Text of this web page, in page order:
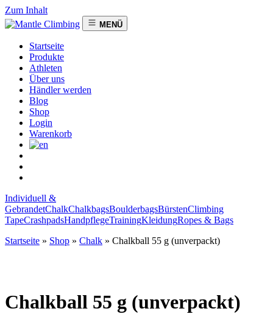
Zum Inhalt
MENÜ
Startseite
Produkte
Athleten
Über uns
Händler werden
Blog
Shop
Login
Warenkorb
Individuell &
GebrandetChalkChalkbagsBoulderbagsBürstenClimbing
TapeCrashpadsHandpflegeTrainingKleidungRopes & Bags
Startseite » Shop » Chalk » Chalkball 55 g (unverpackt)
Chalkball 55 g (unverpackt)